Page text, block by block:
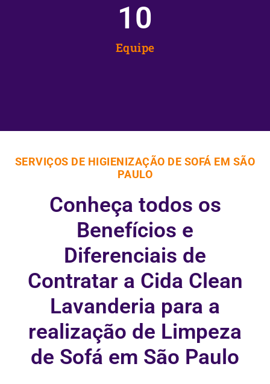
Equipe
10
SERVIÇOS DE HIGIENIZAÇÃO DE SOFÁ EM SÃO
PAULO
Conheça todos os
Benefícios e
Diferenciais de
Contratar a Cida Clean
Lavanderia para a
realização de Limpeza
de Sofá em São Paulo